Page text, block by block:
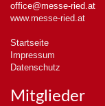
office@messe-ried.at
www.messe-ried.at
Startseite
Impressum
Datenschutz
Mitglieder